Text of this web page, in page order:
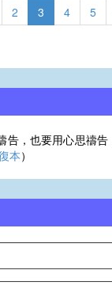
2 3 4 5
告，也要用心思禱告
本）